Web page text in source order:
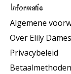
Informatie
Algemene
Over Elily
Privacybeleid
Betaalmethoden